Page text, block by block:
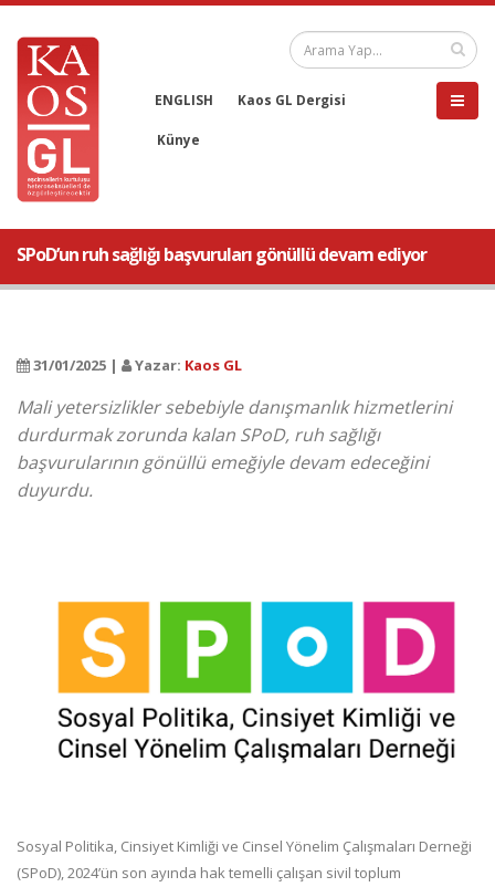
ENGLISH Kaos GL Dergisi
Künye
SPoD’un ruh sağlığı başvuruları gönüllü devam ediyor
31/01/2025 | Yazar: Kaos GL
Mali yetersizlikler sebebiyle danışmanlık hizmetlerini
durdurmak zorunda kalan SPoD, ruh sağlığı
başvurularının gönüllü emeğiyle devam edeceğini
duyurdu.
Sosyal Politika, Cinsiyet Kimliği ve Cinsel Yönelim Çalışmaları Derneği
(SPoD), 2024’ün son ayında hak temelli çalışan sivil toplum